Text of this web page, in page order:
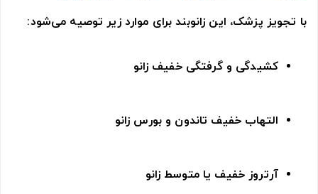
با تجویز پزشک، این زانوبند برای موارد زیر توصیه می‌شود:
کشیدگی و گرفتگی خفیف زانو
التهاب خفیف تاندون و بورس زانو
آرتروز خفیف یا متوسط زانو